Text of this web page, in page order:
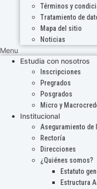
Términos y
Tratamiento de
Mapa del sitio
Noticias
Menu
Estudia con nosotros
Inscripciones
Pregrados
Posgrados
Micro y
Institucional
Aseguramiento de
Rectoría
Direcciones
¿Quiénes somos?
Estatuto
Estructura